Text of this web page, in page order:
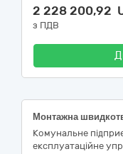
2 228 200,92
з ПДВ
Комунальне
експлуатаційне